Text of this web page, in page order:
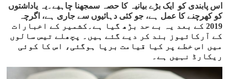
اس پابندی کو ایک بڑے بیانیہ کا حصہ سمجھنا چاہیے۔یہ یاداشتوں
کو کھرچنے کا عمل ہے، جو کئی دہائیوں سے جاری ہے، اگرچہ
2019 کے بعد یہ بے حد بڑھ گیا ہے۔کشمیر کے اخبارات
کے آرکائیوز بند کر دیے گئے ہیں۔ پچھلے تیس سالوں
میں اس خطے پر کیا قیامت برپا ہوگئی، اس کا کوئی
ریکارڈ نہیں ہے۔